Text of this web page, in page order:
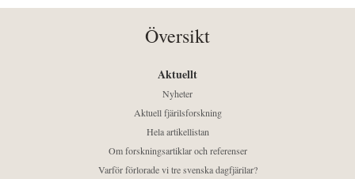
Översikt
Aktuellt
Nyheter
Aktuell fjärilsforskning
Hela artikellistan
Om forskningsartiklar och referenser
Varför förlorade vi tre svenska dagfjärilar?